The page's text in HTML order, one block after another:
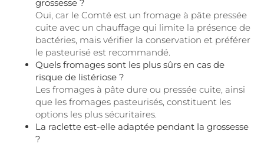
grossesse ?
Oui, car le Comté est un fromage à pâte pressée
cuite avec un chauffage qui limite la présence de
bactéries, mais vérifier la conservation et préférer
le pasteurisé est recommandé.
Quels fromages sont les plus sûrs en cas de
risque de listériose ?
Les fromages à pâte dure ou pressée cuite, ainsi
que les fromages pasteurisés, constituent les
options les plus sécuritaires.
La raclette est-elle adaptée pendant la grossesse
?